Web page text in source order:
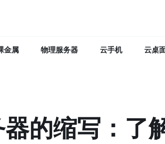
金属 物理服务器 云手机 云桌
的缩写：了